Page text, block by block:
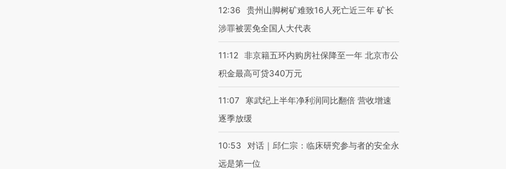
12:36
贵州山脚树矿难致16人死亡近三年 矿长
涉罪被罢免全国人大代表
11:12 非京籍五环内购房社保降至一年 北京市公
积金最高可贷340万元
11:07
寒武纪上半年净利润同比翻倍 营收增速
逐季放缓
10:53
对话｜邱仁宗：临床研究参与者的安全永
远是第一位